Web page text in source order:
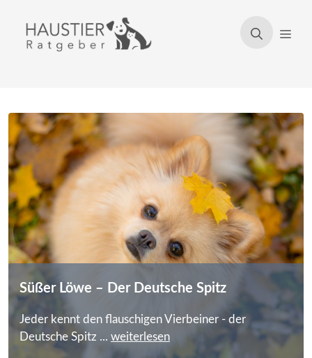
Inhalt
springen
Süßer Löwe – Der Deutsche Spitz
Jeder kennt den flauschigen Vierbeiner - der
Deutsche Spitz ... weiterlesen